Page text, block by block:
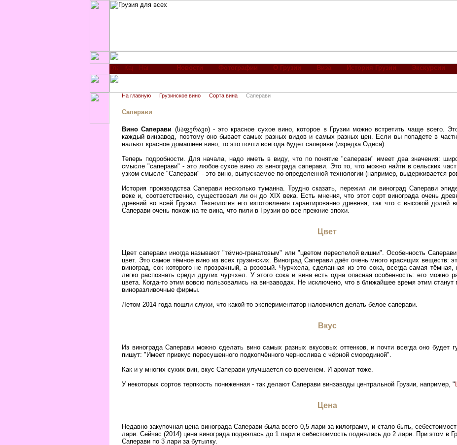
Новости Фотографии О Грузии Виза История Грузии Экскурсии
На главную Грузинское вино Сорта вина Саперави
Саперави
Вино Саперави (საფერავი) - это красное сухое вино, которое в Грузии можно встретить чаще всего.
каждый винзавод, поэтому оно бывает самых разных видов и самых разных цен. Если вы попадете в
нальют красное домашнее вино, то это почти всегода будет саперави (изредка Одеса).
Теперь подробности. Для начала, надо иметь в виду, что по понятие "саперави" имеет два значения:
смысле "саперави" - это любое сухое вино из винограда саперави. Это то, что можно найти в сельских
узком смысле "Саперави" - это вино, выпускаемое по определенной технологии (например, выдерживается
История производства Саперави несколько туманна. Трудно сказать, пережил ли виноград Саперави
веке и, соответственно, существовал ли он до XIX века. Есть мнения, что этот сорт винограда очень
древний во всей Грузии. Технология его изготовления гарантированно древняя, так что с высокой долей
Саперави очень похож на те вина, что пили в Грузии во все прежние эпохи.
Цвет
Цвет саперави иногда называют "тёмно-гранатовым" или "цветом переспелой вишни". Особенность
цвет. Это самое тёмное вино из всех грузинских. Виноград Саперави даёт очень много красящих веществ:
виноград, сок которого не прозрачный, а розовый. Чурчхела, сделанная из это сока, всегда самая тёмная,
легко распознать среди других чурчхел. У этого сока и вина есть одна опасная особенность: его можно
цвета. Когда-то этим вовсю пользовались на винзаводах. Не исключено, что в ближайшее время этим станут
виноразливочные фирмы.
Летом 2014 года пошли слухи, что какой-то экспериментатор наловчился делать белое саперави.
Вкус
Из винограда Саперави можно сделать вино самых разных вкусовых оттенков, и почти всегда оно будет
пишут: "Имеет привкус пересушенного подкопчённого чернослива с чёрной смородиной".
Как и у многих сухих вин, вкус Саперави улучшается со временем. И аромат тоже.
У некоторых сортов терпкость пониженная - так делают Саперави винзаводы центральной Грузии, например, "
Цена
Недавно закупочная цена винограда Саперави была всего 0,5 лари за килограмм, и стало быть,
лари. Сейчас (2014) цена винограда поднялась до 1 лари и себестоимость поднялась до 2 лари. При этом в
Саперави по 3 лари за бутылку.